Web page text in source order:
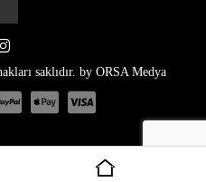
saklıdır. by ORSA Medya